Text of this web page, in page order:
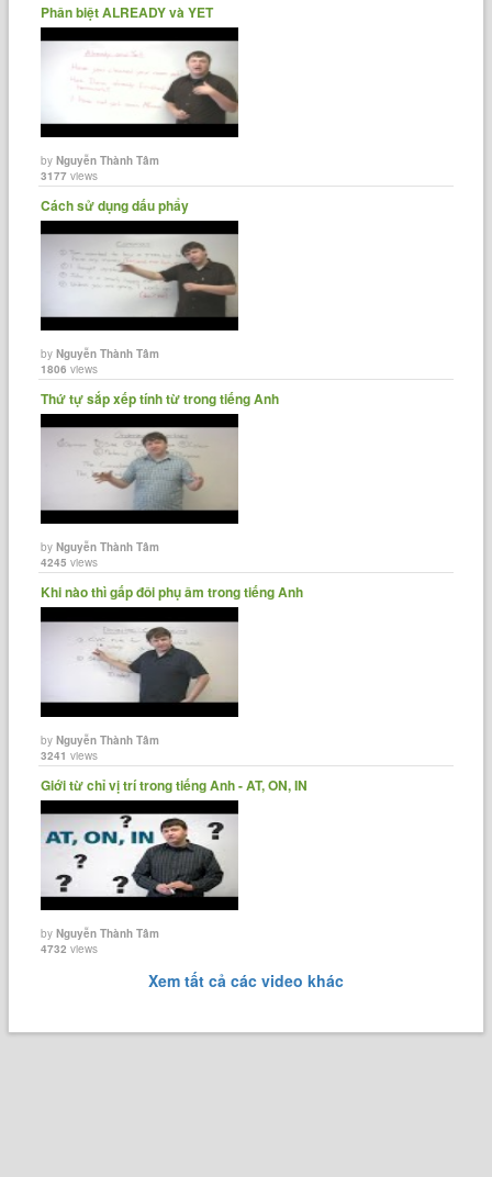
Phân biệt ALREADY và YET
byNguyễn Thành Tâm
3177 views
Cách sử dụng dấu phẩy
byNguyễn Thành Tâm
1806 views
Thứ tự sắp xếp tính từ trong tiếng Anh
byNguyễn Thành Tâm
4245 views
Khi nào thì gấp đôi phụ âm trong tiếng Anh
byNguyễn Thành Tâm
3241 views
Giới từ chỉ vị trí trong tiếng Anh - AT, ON, IN
byNguyễn Thành Tâm
4732 views
Xem tất cả các video khác